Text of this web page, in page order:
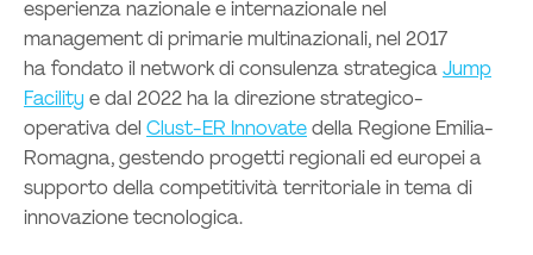
esperienza nazionale e internazionale nel
management di primarie multinazionali, nel 2017
ha fondato il network di consulenza strategica Jump
Facility e dal 2022 ha la direzione strategico-
operativa del Clust-ER Innovate della Regione Emilia-
Romagna, gestendo progetti regionali ed europei a
supporto della competitività territoriale in tema di
innovazione tecnologica.